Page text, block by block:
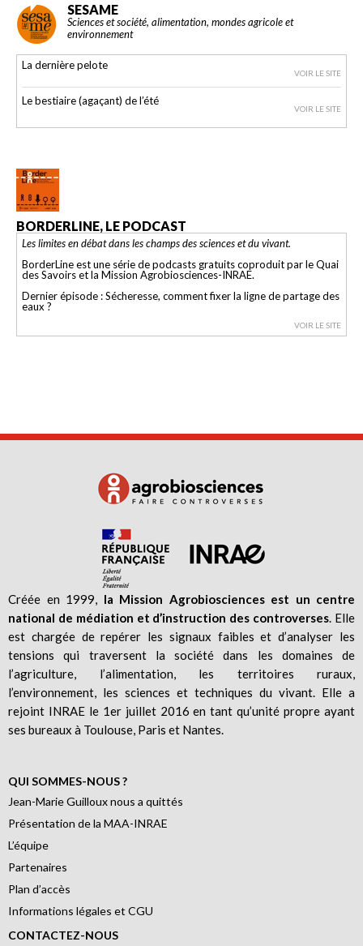
SESAME
Sciences et société, alimentation, mondes agricole et
environnement
La dernière pelote
VOIR LE SITE
Le bestiaire (agaçant) de l’été
VOIR LE SITE
BORDERLINE, LE PODCAST
Les limites en débat dans les champs des sciences et du vivant.
BorderLine est une série de podcasts gratuits coproduit par le Quai
des Savoirs et la Mission Agrobiosciences-INRAE.
Dernier épisode : Sécheresse, comment fixer la ligne de partage des
eaux ?
VOIR LE SITE
Créée en 1999, la Mission Agrobiosciences est un centre
national de médiation et d’instruction des controverses. Elle
est chargée de repérer les signaux faibles et d’analyser les
tensions qui traversent la société dans les domaines de
l’agriculture, l’alimentation, les territoires ruraux,
l’environnement, les sciences et techniques du vivant. Elle a
rejoint INRAE le 1er juillet 2016 en tant qu’unité propre ayant
ses bureaux à Toulouse, Paris et Nantes.
QUI SOMMES-NOUS ?
Jean-Marie Guilloux nous a quittés
Présentation de la MAA-INRAE
L’équipe
Partenaires
Plan d’accès
Informations légales et CGU
CONTACTEZ-NOUS